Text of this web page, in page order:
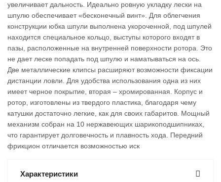
увеличивает дальность. Идеально ровную укладку лески на
шпулю обеспечивает «бесконечный винт». Для облегчения
конструкции юбка шпули выполнена укороченной, под шпулей
находится специальное кольцо, выступы которого входят в
пазы, расположенные на внутренней поверхности ротора. Это
не дает леске попадать под шпулю и наматываться на ось.
Две металлические клипсы расширяют возможности фиксации
дистанции ловли. Для удобства использования одна из них
имеет черное покрытие, вторая – хромированная. Корпус и
ротор, изготовлены из твердого пластика, благодаря чему
катушки достаточно легкие, как для своих габаритов. Мощный
механизм собран на 10 нержавеющих шарикоподшипниках,
что гарантирует долговечность и плавность хода. Передний
фрикцион отличается возможностью иск
Характеристики